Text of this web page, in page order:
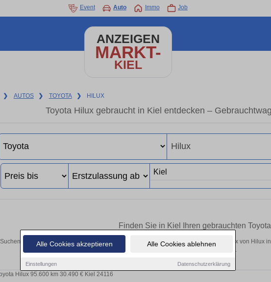
Alle Cookies akzeptieren Alle Cookies ablehnen
Einstellungen Datenschutzerklärung
Event Auto Immo Job
ANZEIGEN
MARKT-
KIEL
❯ AUTOS ❯ TOYOTA ❯ HILUX
Toyota Hilux gebraucht in Kiel entdecken –
Finden Sie in Kiel Ihren gebrauchten
Suchen Sie in Kiel einen Toyota Hilux Gebrauchtwagen? Entdecken Sie gebrauchte Hilux von Hilux